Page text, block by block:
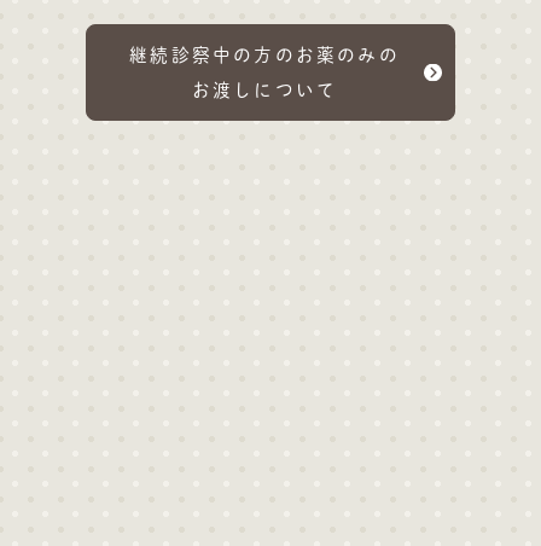
継続診察中の方のお薬のみの
お渡しについて